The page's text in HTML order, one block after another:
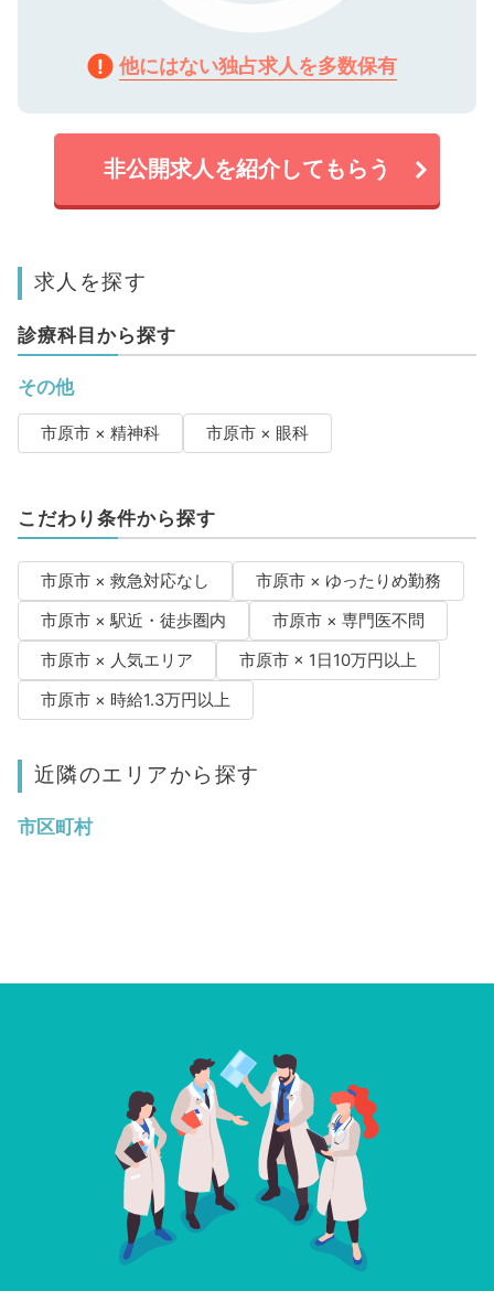
他にはない独占求人を多数保有
非公開求人を紹介してもらう
求人を探す
診療科目から探す
その他
市原市 × 精神科 市原市 × 眼科
こだわり条件から探す
市原市 × 救急対応なし
市原市 × ゆったりめ勤務
市原市 × 駅近・徒歩圏内
市原市 × 専門医不問
市原市 × 人気エリア
市原市 × 1日10万円以上
市原市 × 時給1.3万円以上
近隣のエリアから探す
市区町村